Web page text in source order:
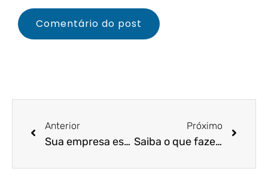
Anterior
Sua empresa está preparada para o metaverso?
Próximo
Saiba o que fazer para melhorar os resultados do seu e-commerce nas datas comerciais de 2022